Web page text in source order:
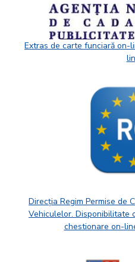
Extras de carte funciară on-
Direcția Regim Permise de
Vehiculelor. Disponibilitate
chestionare on-